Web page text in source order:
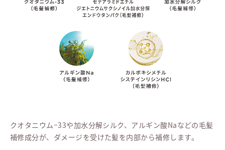
クオタニウム−33や加水分解シルク、アルギン酸Naなどの毛髪
補修成分が、ダメージを受けた髪を内部から補修します。